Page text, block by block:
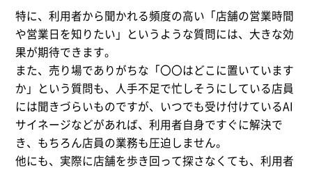
特に、利用者から聞かれる頻度の高い「店舗の営業時間
や営業日を知りたい」というような質問には、大きな効
果が期待できます。
また、売り場でありがちな「〇〇はどこに置いています
か」という質問も、人手不足で忙しそうにしている店員
には聞きづらいものですが、いつでも受け付けているAI
サイネージなどがあれば、利用者自身ですぐに解決で
き、もちろん店員の業務も圧迫しません。
他にも、実際に店舗を歩き回って探さなくても、利用者